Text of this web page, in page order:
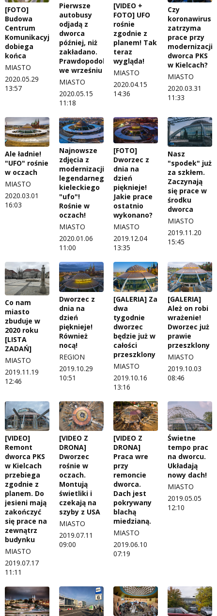
[FOTO]
Budowa
Centrum
Komunikacyjnego
dobiega
końca
MIASTO
2020.05.29
13:57
Pierwsze
autobusy
odjadą z
dworca
później, niż
zakładano.
Prawdopodobnie
we wrześniu
MIASTO
2020.05.15
11:18
[VIDEO +
FOTO] UFO
rośnie
zgodnie z
planem! Tak
teraz
wygląda!
MIASTO
2020.04.15
14:36
Czy
koronawirus
zatrzyma
prace przy
modernizacji
dworca PKS
w Kielcach?
MIASTO
2020.03.31
11:33
Ale ładnie!
"UFO" rośnie
w oczach
MIASTO
2020.03.01
16:03
Najnowsze
zdjęcia z
modernizacji
legendarnego
kieleckiego
"ufo"!
Rośnie w
oczach!
MIASTO
2020.01.06
11:00
[FOTO]
Dworzec z
dnia na
dzień
pięknieje!
Jakie prace
ostatnio
wykonano?
MIASTO
2019.12.04
13:35
Nasz
"spodek" już
za szkłem.
Zaczynają
się prace w
środku
dworca
MIASTO
2019.11.20
15:45
Co nam
miasto
zbuduje w
2020 roku
[LISTA
ZADAŃ]
MIASTO
2019.11.19
12:46
Dworzec z
dnia na
dzień
pięknieje!
Również
nocą!
REGION
2019.10.29
10:51
[GALERIA] Za
dwa
tygodnie
dworzec
będzie już w
całości
przeszklony
MIASTO
2019.10.16
13:16
[GALERIA]
Ależ on robi
wrażenie!
Dworzec już
prawie
przeszklony
MIASTO
2019.10.03
08:46
[VIDEO]
Remont
dworca PKS
w Kielcach
przebiega
zgodnie z
planem. Do
jesieni mają
zakończyć
się prace na
zewnątrz
budynku
MIASTO
2019.07.17
11:11
[VIDEO Z
DRONA]
Dworzec
rośnie w
oczach.
Montują
świetliki i
czekają na
szyby z USA
MIASTO
2019.07.11
09:00
[VIDEO Z
DRONA]
Praca wre
przy
remoncie
dworca.
Dach jest
pokrywany
blachą
miedzianą.
MIASTO
2019.06.10
07:19
Świetne
tempo prac
na dworcu.
Układają
nowy dach!
MIASTO
2019.05.05
12:10